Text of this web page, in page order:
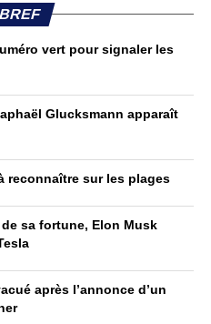
vert pour signaler les
Glucksmann apparaît
reconnaître sur les plages
sa fortune, Elon Musk
après l’annonce d’un